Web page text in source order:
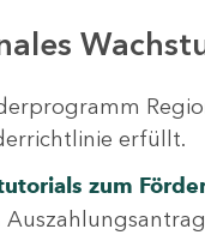
erfüllt.
zum